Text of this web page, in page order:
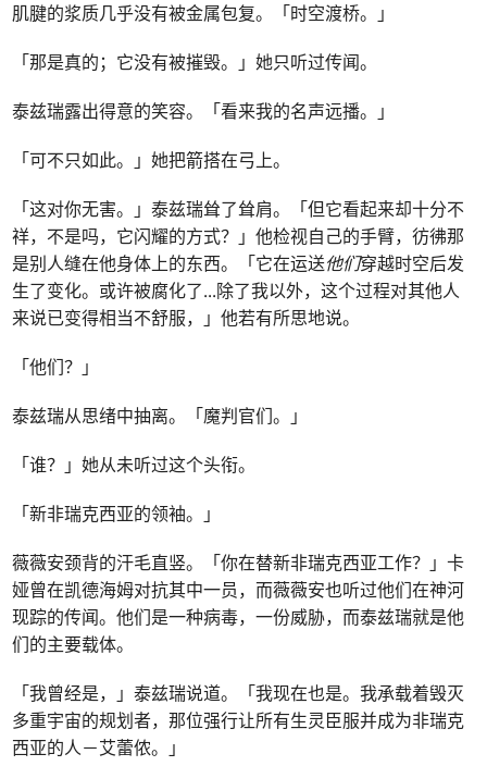
肌腱的浆质几乎没有被金属包复。「时空渡桥。」
「那是真的；它没有被摧毁。」她只听过传闻。
泰兹瑞露出得意的笑容。「看来我的名声远播。」
「可不只如此。」她把箭搭在弓上。
「这对你无害。」泰兹瑞耸了耸肩。「但它看起来却十分不
祥，不是吗，它闪耀的方式？」他检视自己的手臂，彷彿那
是别人缝在他身体上的东西。「它在运送他们穿越时空后发
生了变化。或许被腐化了...除了我以外，这个过程对其他人
来说已变得相当不舒服，」他若有所思地说。
「他们？」
泰兹瑞从思绪中抽离。「魔判官们。」
「谁？」她从未听过这个头衔。
「新非瑞克西亚的领袖。」
薇薇安颈背的汗毛直竖。「你在替新非瑞克西亚工作？」卡
娅曾在凯德海姆对抗其中一员，而薇薇安也听过他们在神河
现踪的传闻。他们是一种病毒，一份威胁，而泰兹瑞就是他
们的主要载体。
「我曾经是，」泰兹瑞说道。「我现在也是。我承载着毁灭
多重宇宙的规划者，那位强行让所有生灵臣服并成为非瑞克
西亚的人－艾蕾侬。」